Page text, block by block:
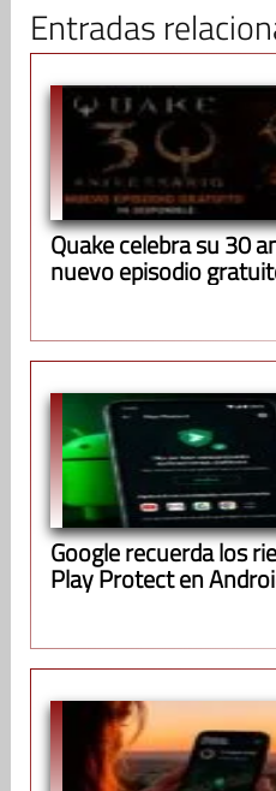
Entradas
Quake celebra su 30
nuevo episodio
Google recuerda los
Play Protect en